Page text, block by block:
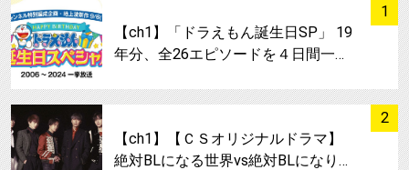
1
【ch1】「ドラえもん誕生日SP」 19
年分、全26エピソードを４日間一…
2
サムネイル
【ch1】【ＣＳオリジナルドラマ】
絶対BLになる世界vs絶対BLになり…